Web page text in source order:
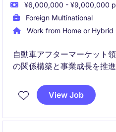
¥6,000,000 - ¥9,000,000
Foreign Multinational
Work from Home or Hybrid
自動車アフターマーケット
の関係構築と事業成長を推
マーケティング連携まで幅
拡大に貢献いただきます
View Job